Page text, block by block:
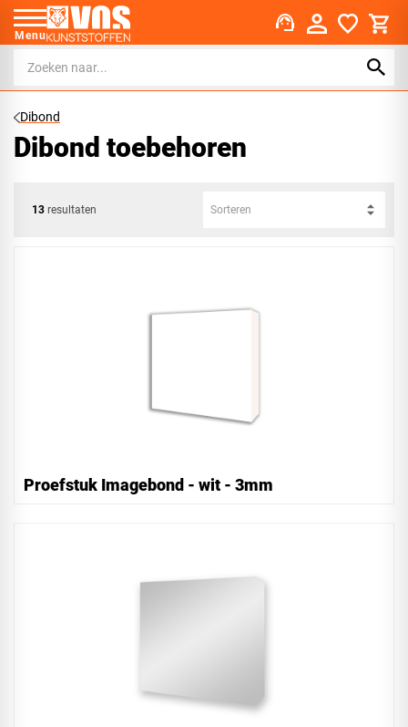
Menu support_agent
Dibond
Dibond toebehoren
13 resultaten Sorteren
Proefstuk Imagebond - wit - 3mm